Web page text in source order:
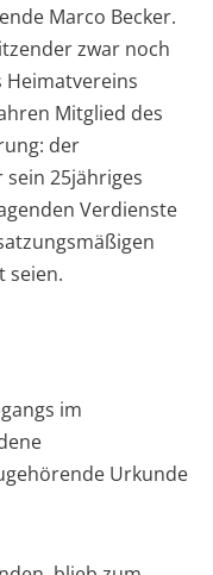
Marco Becker.
zwar noch
Heimatvereins
Mitglied des
der
25jähriges
Verdienste
seien.
im
Urkunde